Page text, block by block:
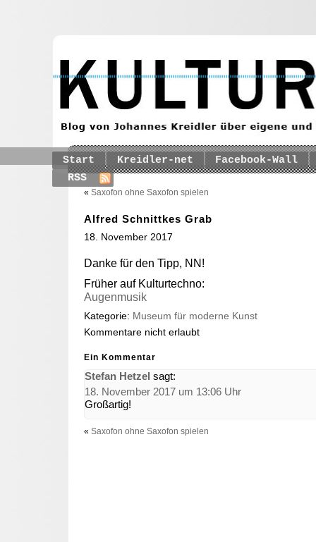
Start Kreidler-net
Facebook-Wall
RSS
« Saxofon ohne Saxofon spielen
Alfred Schnittkes Grab
18. November 2017
Danke für den Tipp, NN!
Früher auf Kulturtechno:
Augenmusik
Kategorie: Museum für moderne Kunst
Kommentare nicht erlaubt
Ein Kommentar
Stefan Hetzel sagt:
18. November 2017 um 13:06 Uhr
Großartig!
« Saxofon ohne Saxofon spielen